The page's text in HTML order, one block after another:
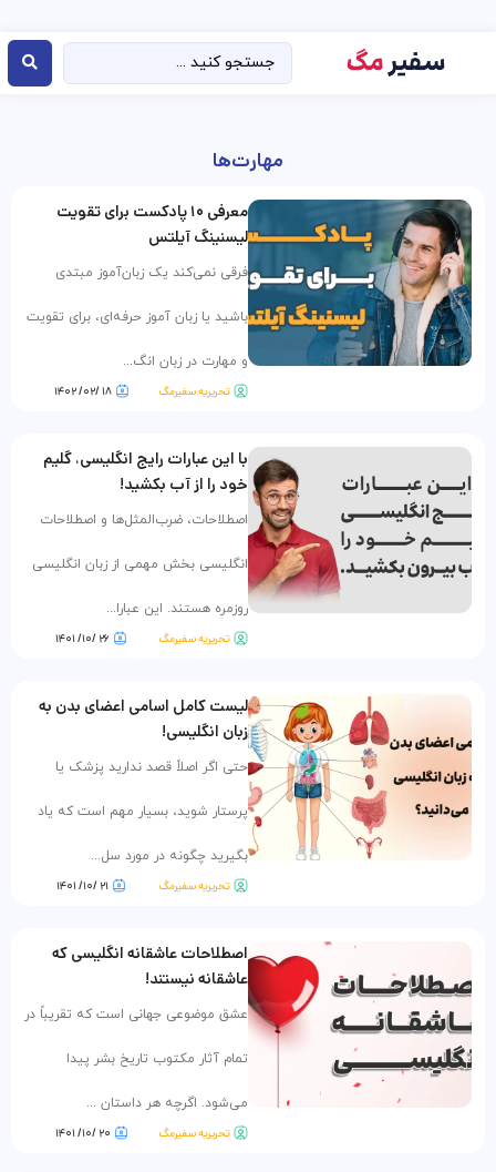
مهارت‌ها
معرفی ۱۰ پادکست برای تقویت
لیسنینگ آیلتس
فرقی نمی‌کند یک زبان‌آموز مبتدی
باشید یا زبان آموز حرفه‌ای، برای تقویت
و مهارت در زبان انگ...
تحریریه سفیرمگ ۱۸ /۰۲/ ۱۴۰۲
با این عبارات رایج انگلیسی، گلیم
خود را از آب بکشید!
اصطلاحات، ضرب‌المثل‌ها و اصطلاحات
انگلیسی بخش مهمی از زبان انگلیسی
روزمره هستند. این عبارا...
تحریریه سفیرمگ ۲۶ /۱۰/ ۱۴۰۱
لیست کامل اسامی اعضای بدن به
زبان انگلیسی!
حتی اگر اصلاً قصد ندارید پزشک یا
پرستار شوید، بسیار مهم است که یاد
بگیرید چگونه در مورد سل...
تحریریه سفیرمگ ۲۱ /۱۰/ ۱۴۰۱
اصطلاحات عاشقانه انگلیسی که
عاشقانه نیستند!
عشق موضوعی جهانی است که تقریباً در
تمام آثار مکتوب تاریخ بشر پیدا
می‌شود. اگرچه هر داستان ...
تحریریه سفیرمگ ۲۰ /۱۰/ ۱۴۰۱